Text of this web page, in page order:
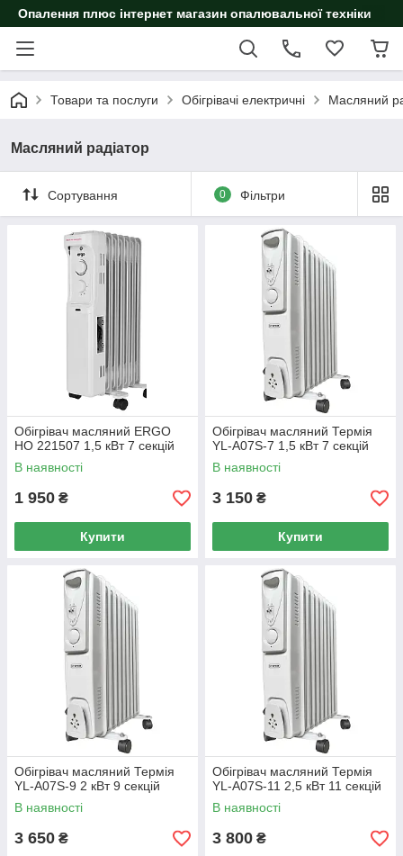
Опалення плюс інтернет магазин опалювальної техніки
Товари та послуги Обігрівачі електричні Масляний
Масляний радіатор
Сортування 0 Фільтри
Обігрівач масляний ERGO
HO 221507 1,5 кВт 7 секцій
В наявності
1 950 ₴
Купити
Обігрівач масляний Термія
YL-A07S-7 1,5 кВт 7 секцій
В наявності
3 150 ₴
Купити
Обігрівач масляний Термія
YL-A07S-9 2 кВт 9 секцій
В наявності
3 650 ₴
Обігрівач масляний Термія
YL-A07S-11 2,5 кВт 11 секцій
В наявності
3 800 ₴